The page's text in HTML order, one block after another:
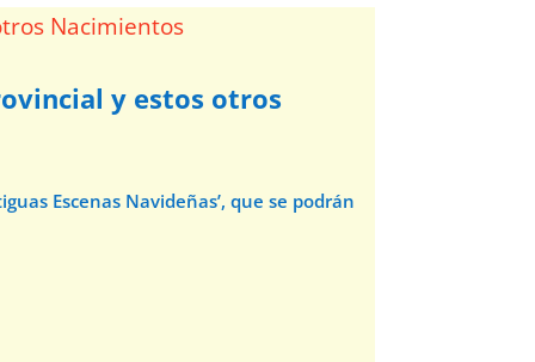
y estos otros
Escenas Navideñas’, que se podrán